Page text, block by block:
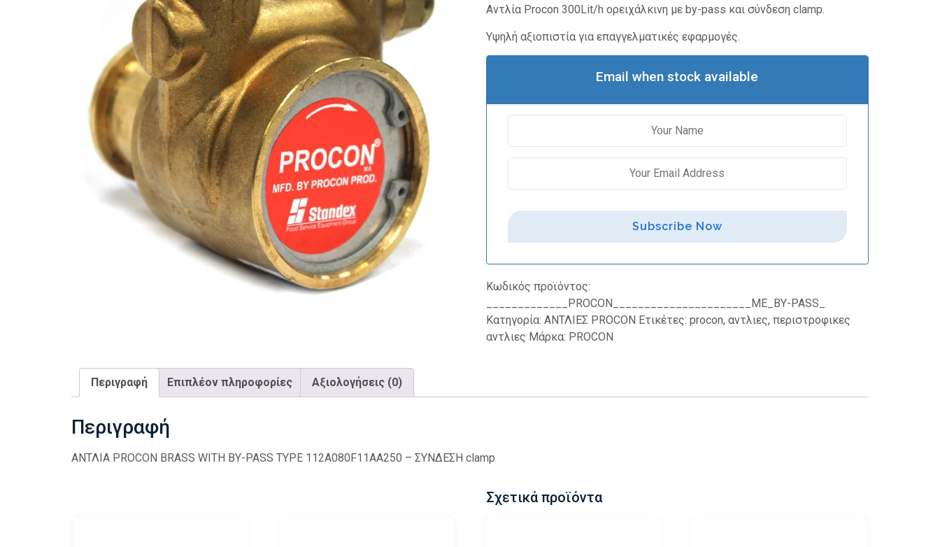
Αντλία Procon 300Lit/h ορειχάλκινη με by-pass και σύνδεση clamp.
Υψηλή αξιοπιστία για επαγγελματικές εφαρμογές.
Email when stock available
Subscribe Now
Κωδικός προϊόντος:
_____________PROCON______________________ME_BY-PASS_
Κατηγορία: ΑΝΤΛΙΕΣ PROCON Ετικέτες: procon, αντλιες, περιστροφικες
αντλιες Μάρκα: PROCON
Περιγραφή Επιπλέον πληροφορίες Αξιολογήσεις (0)
Περιγραφή
ΑΝΤΛΙΑ PROCON BRASS WITH BY-PASS TYPE 112A080F11AA250 – ΣΥΝΔΕΣΗ clamp
Σχετικά προϊόντα